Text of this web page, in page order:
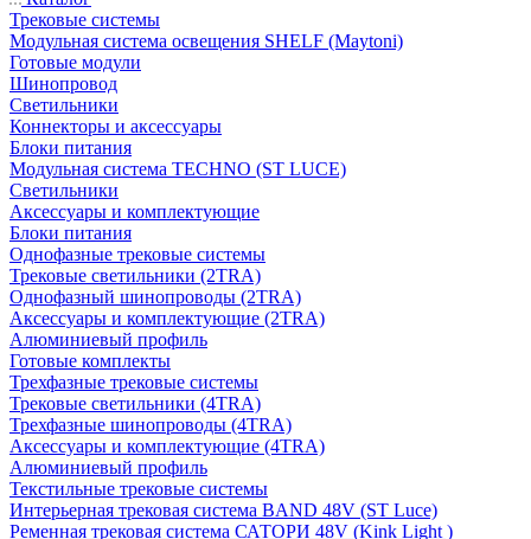
Трековые системы
Модульная система освещения SHELF (Maytoni)
Готовые модули
Шинопровод
Светильники
Коннекторы и аксессуары
Блоки питания
Модульная система TECHNO (ST LUCE)
Светильники
Аксессуары и комплектующие
Блоки питания
Однофазные трековые системы
Трековые светильники (2TRA)
Однофазный шинопроводы (2TRA)
Аксессуары и комплектующие (2TRA)
Алюминиевый профиль
Готовые комплекты
Трехфазные трековые системы
Трековые светильники (4TRA)
Трехфазные шинопроводы (4TRA)
Аксессуары и комплектующие (4TRA)
Алюминиевый профиль
Текстильные трековые системы
Интерьерная трековая система BAND 48V (ST Luce)
Ременная трековая система САТОРИ 48V (Kink Light )